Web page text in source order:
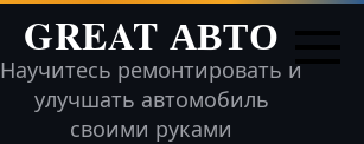
GREAT АВТО
Научитесь ремонтировать и
улучшать автомобиль
своими руками